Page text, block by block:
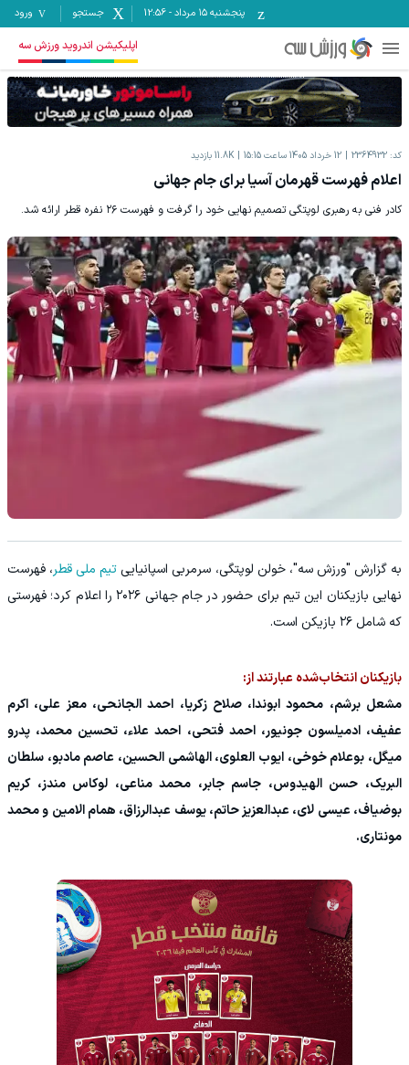
پنجشنبه ۱۵ مرداد -
12:56 جستجو ورود
اپلیکیشن اندروید ورزش سه
کد: 2364932 12 خرداد 1405 ساعت 15:15 11.8K بازدید
اعلام فهرست قهرمان آسیا برای جام جهانی
کادر فنی به رهبری لوپتگی تصمیم نهایی خود را گرفت و فهرست ۲۶ نفره قطر ارائه شد.
به گزارش "ورزش سه"، خولن لوپتگی، سرمربی اسپانیایی تیم ملی قطر، فهرست
نهایی بازیکنان این تیم برای حضور در جام جهانی ۲۰۲۶ را اعلام کرد؛ فهرستی
که شامل ۲۶ بازیکن است.
بازیکنان انتخاب‌شده عبارتند از:
مشعل برشم، محمود ابوندا، صلاح زکریا، احمد الجانحی، معز علی، اکرم
عفیف، ادمیلسون جونیور، احمد فتحی، احمد علاء، تحسین محمد، پدرو
میگل، بوعلام خوخی، ایوب العلوی، الهاشمی الحسین، عاصم مادبو، سلطان
البریک، حسن الهیدوس، جاسم جابر، محمد مناعی، لوکاس مندز، کریم
بوضیاف، عیسی لای، عبدالعزیز حاتم، یوسف عبدالرزاق، همام الامین و محمد
مونتاری.